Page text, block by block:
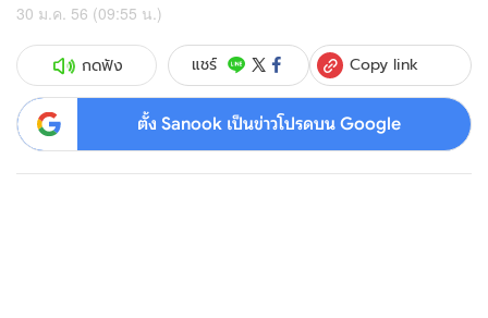
30 ม.ค. 56 (09:55 น.)
กดฟัง แชร์ Copy link
ตั้ง Sanook เป็นข่าวโปรดบน Google